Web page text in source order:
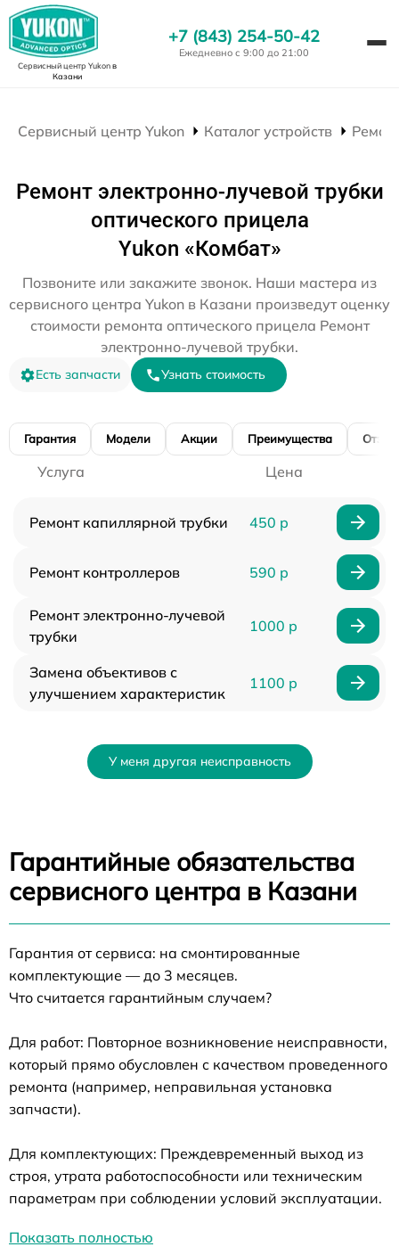
Сервисный центр Yukonв
Казани
+7 (843) 254-50-42
Ежедневно с 9:00 до 21:00
Сервисный центр Yukon Каталог устройств
Ремонт электронно-лучевой трубки
оптического прицела
Yukon «Комбат»
Позвоните или закажите звонок. Наши мастера из
сервисного центра Yukon в Казани произведут оценку
стоимости ремонта оптического прицела Ремонт
электронно-лучевой трубки.
Есть запчасти Узнать стоимость
Гарантия Модели Акции Преимущества
Услуга Цена
Ремонт капиллярной трубки 450 р
Ремонт контроллеров 590 р
Ремонт электронно-лучевой
трубки
1000 р
Замена объективов с
улучшением характеристик
1100 р
У меня другая неисправность
Гарантийные обязательства
сервисного центра в Казани
Гарантия от сервиса: на смонтированные
комплектующие — до 3 месяцев.
Что считается гарантийным случаем?
Для работ: Повторное возникновение неисправности,
который прямо обусловлен с качеством проведенного
ремонта (например, неправильная установка
запчасти).
Для комплектующих: Преждевременный выход из
строя, утрата работоспособности или техническим
параметрам при соблюдении условий эксплуатации.
Показать полностью